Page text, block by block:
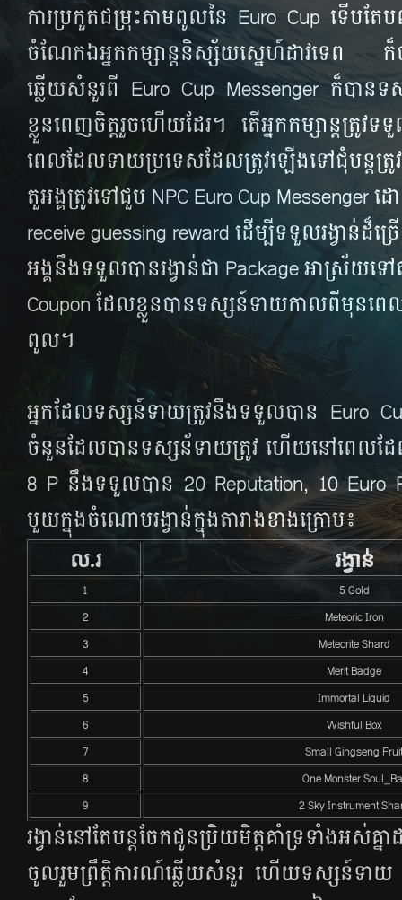
ការ​ប្រកួត​ជម្រុះ​តាម​ពូល​នៃ​ Euro Cup ទើប​តែ​
ចំណែក​ឯ​អ្នក​កម្សាន្ត​និស្ស័យ​ស្នេហ៍​ដាវ​ទេព ក៏​
ឆ្លើយ​សំនួរ​ពី Euro Cup Messenger ក៏​បាន​
ខ្លួន​ពេញ​ចិត្ត​រួច​ហើយ​ដែរ។ តើ​អ្នក​កម្សាន្ត​ត្រូវ​
ពេល​ដែល​ទាយ​ប្រទេស​ដែល​ត្រូវ​ឡើង​ទៅ​ជុំ​បន្ត​ត្រូ
តួអង្គ​ត្រូវ​ទៅ​ជួប​ NPC Euro Cup Messenger
receive guessing reward ដើម្បី​ទទួល​រង្វាន់​ដ៏​ច្
អង្គ​នឹង​ទទួល​បាន​រង្វាន់​ជា Package អាស្រ័យ​ទៅ​
Coupon ដែល​ខ្លួន​បាន​ទស្សន៍ទាយ​កាល​ពី​មុន​ពេ
ពូល។
អ្នក​ដែល​ទស្សន៍ទាយ​ត្រូវ​នឹង​ទទួល​បាន Euro
ចំនួន​ដែល​បាន​ទស្សន័ទាយ​ត្រូវ ហើយ​នៅ​ពេល​ដែ
8 P នឹង​ទទួល​បាន 20 Reputation, 10 Euro
មួយ​ក្នុង​ចំណោម​រង្វាន់​ក្នុង​តារាង​ខាង​ក្រោម៖
ល.រ ​រង្វាន់
1
5 Gold
2
Meteoric Iron
3
Meteorite Shard
4
Merit Badge
5
Immortal Liquid
6
Wishful Box
7
Small Gingseng Fruit
8
One Monster
9
2 Sky Instrument
រង្វាន់​​នៅ​តែ​បន្ត​ចែក​ជូន​ប្រិយមិត្ត​គាំ​ទ្រ​ទាំង​អស់​
ចូល​រួម​ព្រឹត្តិការណ៍​ឆ្លើយ​សំនួរ ហើយ​ទស្សន៍ទាយ​